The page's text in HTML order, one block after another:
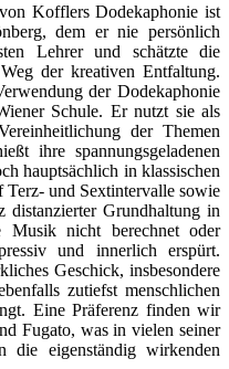
Kofflers Dodekaphonie ist
dem er nie persönlich
Lehrer und schätzte die
der kreativen Entfaltung.
der Dodekaphonie
Schule. Er nutzt sie als
der Themen
ihre spannungsgeladenen
hauptsächlich in klassischen
Terz- und Sextintervalle sowie
distanzierter Grundhaltung in
Musik nicht berechnet oder
und innerlich erspürt.
Geschick, insbesondere
zutiefst menschlichen
Eine Präferenz finden wir
Fugato, was in vielen seiner
die eigenständig wirkenden